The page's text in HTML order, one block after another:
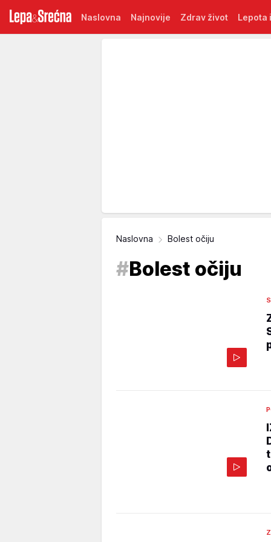
Naslovna Najnovije Zdrav život Lepota
Naslovna Bolest očiju
#Bolest očiju